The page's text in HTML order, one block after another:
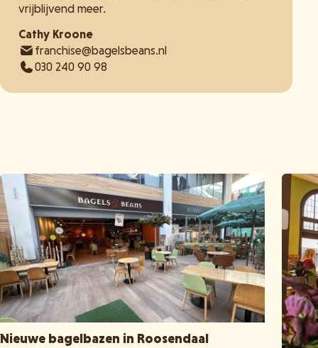
vrijblijvend meer.
Cathy Kroone
franchise@bagelsbeans.nl
030 240 90 98
Nieuwe bagelbazen in Roosendaal